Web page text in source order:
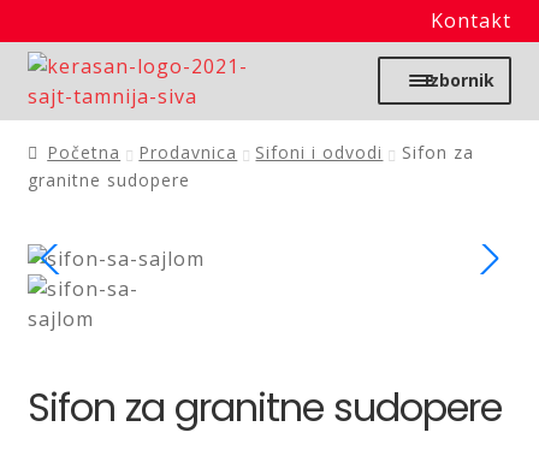
Kontakt
Preskoči
na
navigaciju
Skoči
na
sadržaj
Izbornik
Početna
Prodavnica
Noviteti
Početna Prodavnica Sifoni i odvodi
Sifon za
granitne sudopere
Sifon za granitne sudopere